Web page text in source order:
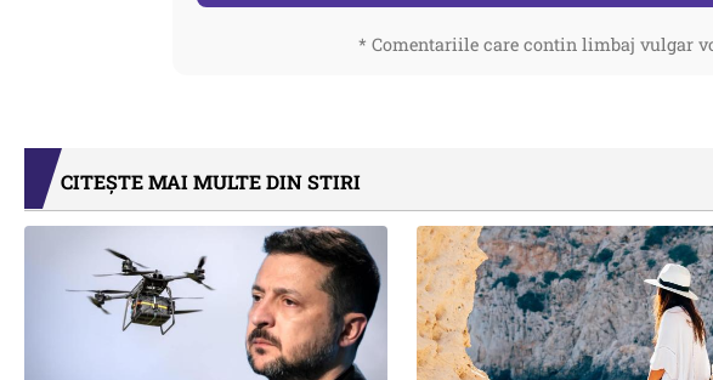
* Comentariile care contin limbaj vulgar
CITEȘTE MAI MULTE DIN STIRI